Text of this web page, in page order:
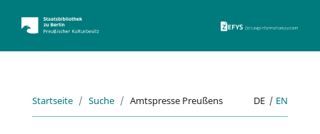
Startseite Suche Amtspresse Preußens DE | EN